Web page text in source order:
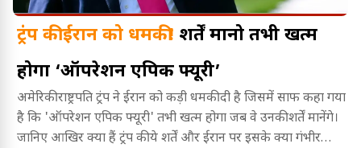
ट्रंप की ईरान को धमकी! शर्तें मानो तभी खत्म
होगा ‘ऑपरेशन एपिक फ्यूरी’
अमेरिकी राष्ट्रपति ट्रंप ने ईरान को कड़ी धमकी दी है जिसमें साफ कहा गया
है कि 'ऑपरेशन एपिक फ्यूरी' तभी खत्म होगा जब वे उनकी शर्तें मानेंगे।
जानिए आखिर क्या हैं ट्रंप की ये शर्तें और ईरान पर इसके क्या गंभीर